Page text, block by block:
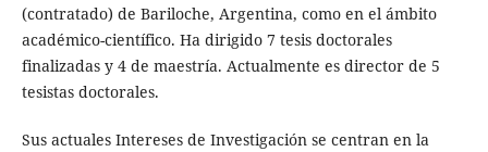
(contratado) de Bariloche, Argentina, como en el ámbito
académico-científico. Ha dirigido 7 tesis doctorales
finalizadas y 4 de maestría. Actualmente es director de 5
tesistas doctorales.
Sus actuales Intereses de Investigación se centran en la